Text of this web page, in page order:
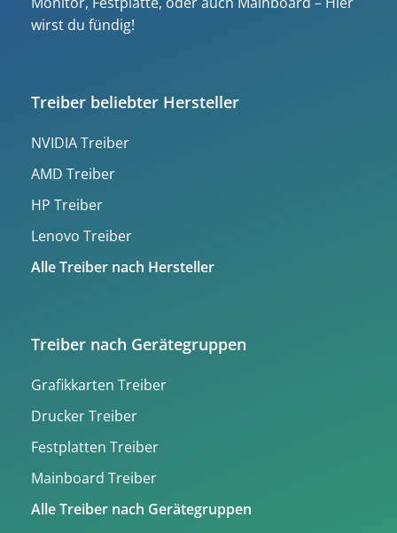
wirst du fündig!
Treiber beliebter Hersteller
NVIDIA Treiber
AMD Treiber
HP Treiber
Lenovo Treiber
Alle Treiber nach Hersteller
Treiber nach Gerätegruppen
Grafikkarten Treiber
Drucker Treiber
Festplatten Treiber
Mainboard Treiber
Alle Treiber nach Gerätegruppen